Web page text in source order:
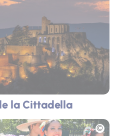
la Cittadella